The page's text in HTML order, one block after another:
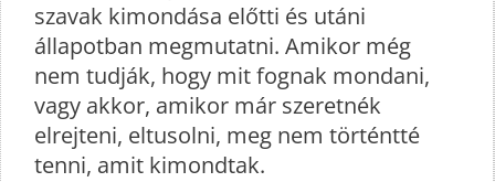
szavak kimondása előtti és utáni
állapotban megmutatni. Amikor még
nem tudják, hogy mit fognak mondani,
vagy akkor, amikor már szeretnék
elrejteni, eltusolni, meg nem történtté
tenni, amit kimondtak.